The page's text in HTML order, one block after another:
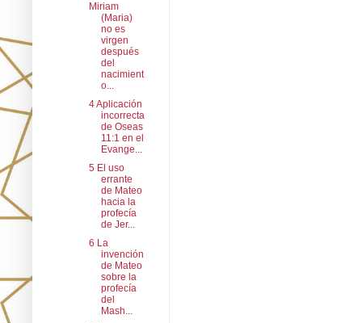
Miriam
(Maria)
no es
virgen
después
del
nacimient
o...
4 Aplicación
incorrecta
de Oseas
11:1 en el
Evange...
5 El uso
errante
de Mateo
hacia la
profecía
de Jer...
6 La
invención
de Mateo
sobre la
profecía
del
Mash...